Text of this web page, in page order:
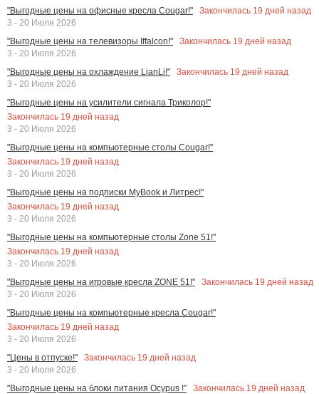
"Выгодные цены на офисные кресла Cougar!" Закончилась 19 дней назад
3 - 20 Июля 2026
"Выгодные цены на телевизоры Iffalcon!"
Закончилась 19 дней назад
3 - 20 Июля 2026
"Выгодные цены на охлаждение LianLi!"
Закончилась 19 дней назад
3 - 20 Июля 2026
"Выгодные цены на усилители сигнала Триколор!"
Закончилась 19 дней назад
3 - 20 Июля 2026
"Выгодные цены на компьютерные столы Cougar!"
Закончилась 19 дней назад
3 - 20 Июля 2026
"Выгодные цены на подписки MyBook и Литрес!"
Закончилась 19 дней назад
3 - 20 Июля 2026
"Выгодные цены на компьютерные столы Zone 51!"
Закончилась 19 дней назад
3 - 20 Июля 2026
"Выгодные цены на игровые кресла ZONE 51!"
Закончилась 19 дней назад
3 - 20 Июля 2026
"Выгодные цены на компьютерные кресла Cougar!"
Закончилась 19 дней назад
3 - 20 Июля 2026
"Цены в отпуске!"
Закончилась 19 дней назад
3 - 20 Июля 2026
"Выгодные цены на блоки питания Ocypus !"
Закончилась 19 дней назад